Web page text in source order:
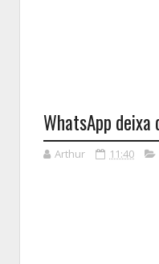
WhatsApp
Arthur 11:40